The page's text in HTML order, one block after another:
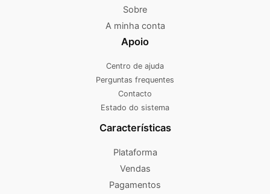
Sobre
A minha conta
Apoio
Centro de ajuda
Perguntas frequentes
Contacto
Estado do sistema
Características
Plataforma
Vendas
Pagamentos